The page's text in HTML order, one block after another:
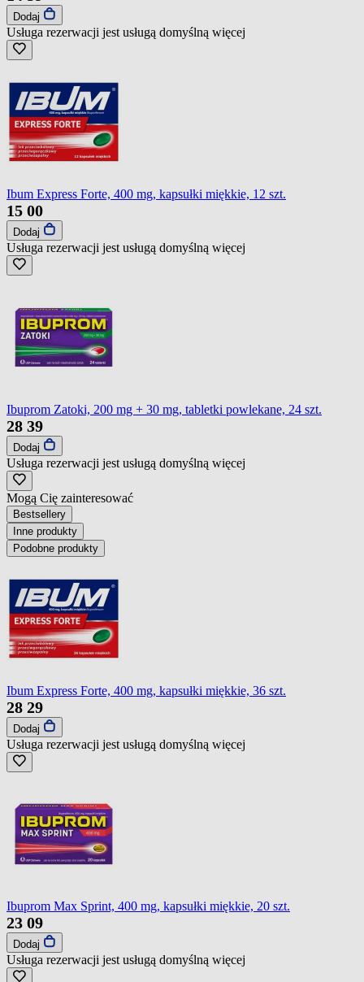
Dodaj
Usługa rezerwacji jest usługą domyślną więcej
Ibum Express Forte, 400 mg, kapsułki miękkie, 12 szt.
15 00
Dodaj
Usługa rezerwacji jest usługą domyślną więcej
Ibuprom Zatoki, 200 mg + 30 mg, tabletki powlekane, 24 szt.
28 39
Dodaj
Usługa rezerwacji jest usługą domyślną więcej
Mogą Cię zainteresować
Bestsellery
Inne produkty
Podobne produkty
Ibum Express Forte, 400 mg, kapsułki miękkie, 36 szt.
28 29
Dodaj
Usługa rezerwacji jest usługą domyślną więcej
Ibuprom Max Sprint, 400 mg, kapsułki miękkie, 20 szt.
23 09
Dodaj
Usługa rezerwacji jest usługą domyślną więcej